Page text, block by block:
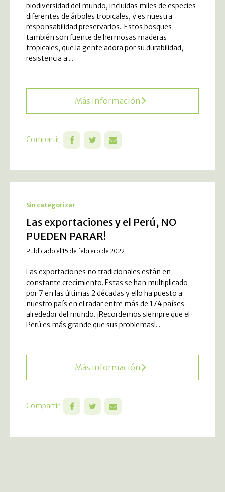
biodiversidad del mundo, incluidas miles de especies
diferentes de árboles tropicales, y es nuestra
responsabilidad preservarlos. Estos bosques
también son fuente de hermosas maderas
tropicales, que la gente adora por su durabilidad,
resistencia a ...
Más información
Compartir
Sin categorizar
Las exportaciones y el Perú, NO
PUEDEN PARAR!
Publicado el 15 de febrero de 2022
Las exportaciones no tradicionales están en
constante crecimiento. Estas se han multiplicado
por 7 en las últimas 2 décadas y ello ha puesto a
nuestro país en el radar entre más de 174 países
alrededor del mundo. ¡Recordemos siempre que el
Perú es más grande que sus problemas!...
Más información
Compartir